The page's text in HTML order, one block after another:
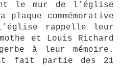
le mur de l’église
commémorative
rappelle leur
et Louis Richard
à leur mémoire.
fait partie des 21